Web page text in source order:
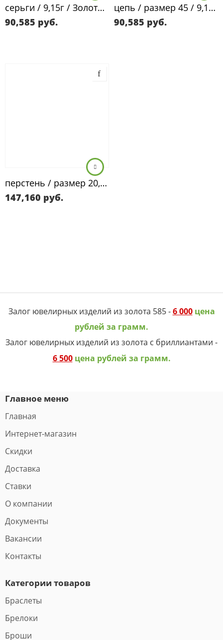
серьги / 9,15г / Золото585 / фианиты круглые
90,585 руб.
цепь / размер 45 / 9,15г / Золото585
90,585 руб.
перстень / размер 20,5 / 9,15г / Золото585 / бриллианты
147,160 руб.
Залог ювелирных изделий из золота 585 -6 000цена
рублей за грамм.
Залог ювелирных изделий из золота с бриллиантами -
6 500цена рублей за грамм.
Главное меню
Главная
Интернет-магазин
Скидки
Доставка
Ставки
О компании
Документы
Вакансии
Контакты
Категории товаров
Браслеты
Брелоки
Броши